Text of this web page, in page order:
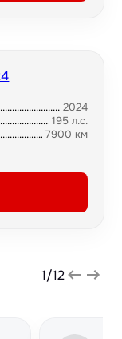
2024
195 л.с.
7900 км
1/12